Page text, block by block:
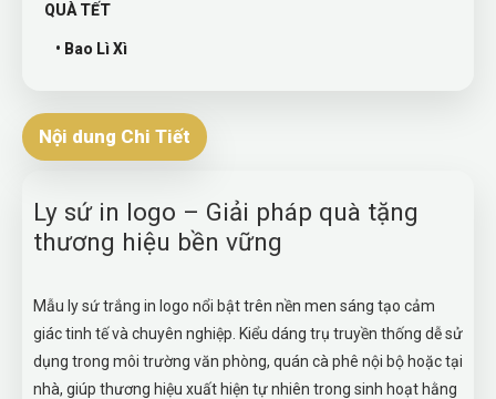
QUÀ TẾT
• Bao Lì Xì
Nội dung Chi Tiết
Ly sứ in logo – Giải pháp quà tặng
thương hiệu bền vững
Mẫu ly sứ trắng in logo nổi bật trên nền men sáng tạo cảm
giác tinh tế và chuyên nghiệp. Kiểu dáng trụ truyền thống dễ sử
dụng trong môi trường văn phòng, quán cà phê nội bộ hoặc tại
nhà, giúp thương hiệu xuất hiện tự nhiên trong sinh hoạt hằng